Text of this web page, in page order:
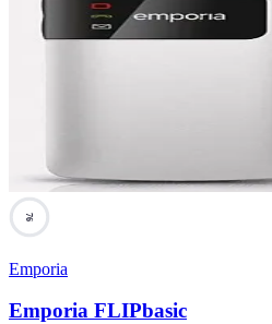
76
Emporia
Emporia FLIPbasic